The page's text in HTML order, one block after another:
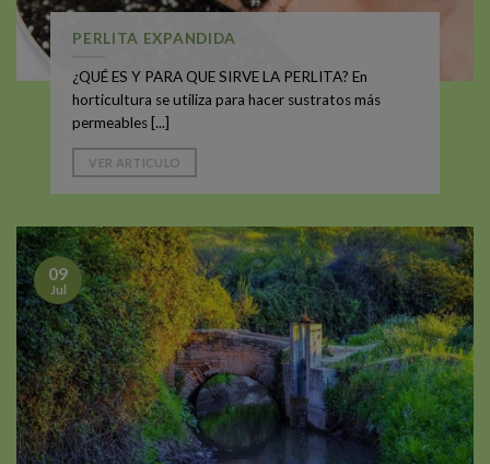
PERLITA EXPANDIDA
¿QUÉ ES Y PARA QUE SIRVE LA PERLITA? En
horticultura se utiliza para hacer sustratos más
permeables [...]
VER ARTICULO
09
Jul